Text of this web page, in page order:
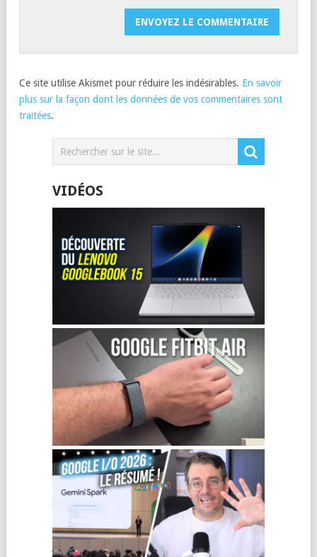
Ce site utilise Akismet pour réduire les indésirables. En savoir
plus sur la façon dont les données de vos commentaires sont
traitées.
VIDÉOS